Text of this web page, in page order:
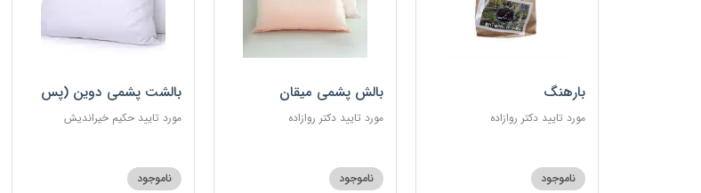
بارهنگ
مورد تایید دکتر روازاده
ناموجود
بالش پشمی میقان
مورد تایید دکتر روازاده
ناموجود
بالشت پشمی دوین (پس
کرایه)
مورد تایید حکیم خیراندیش
ناموجود